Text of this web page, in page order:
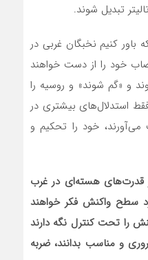
تبدیل شوند.
کنیم نخبگان غربی در
خود را از دست خواهند
و «گم شوند» و روسیه را
فقط استدلال‌های بیشتری در
خود را تحکیم و
قدرت‌های هسته‌‌ای در غرب
سطح واکنش فکر خواهند
را تحت کنترل نگه دارند
و مناسب بدانند، ضربه